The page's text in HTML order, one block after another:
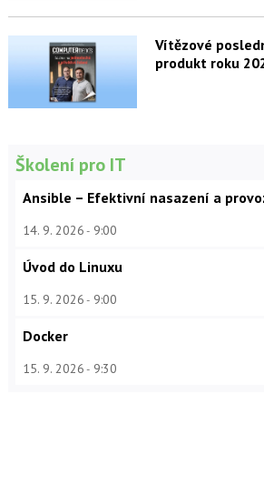
Vítězové
produkt roku
Školení pro IT
Ansible – Efektivní nasazení a
14. 9. 2026 9:00
Úvod do Linuxu
15. 9. 2026 9:00
Docker
15. 9. 2026 9:30